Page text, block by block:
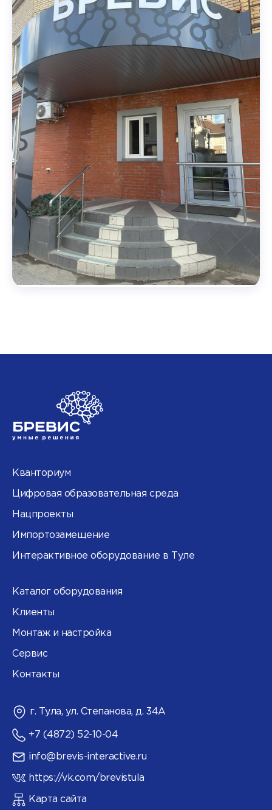
Кванториум
Цифровая образовательная среда
Нацпроекты
Импортозамещение
Интерактивное оборудование в Туле
Каталог оборудования
Клиенты
Монтаж и настройка
Сервис
Контакты
г. Тула, ул. Степанова, д. 34А
+7 (4872) 52-10-04
info@brevis-interactive.ru
https://vk.com/brevistula
Карта сайта